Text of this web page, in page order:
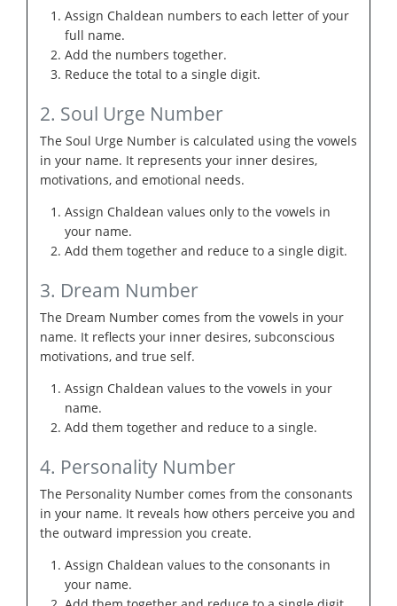
Assign Chaldean numbers to each letter of your
full name.
Add the numbers together.
Reduce the total to a single digit.
2. Soul Urge Number
The Soul Urge Number is calculated using the vowels
in your name. It represents your inner desires,
motivations, and emotional needs.
Assign Chaldean values only to the vowels in
your name.
Add them together and reduce to a single digit.
3. Dream Number
The Dream Number comes from the vowels in your
name. It reflects your inner desires, subconscious
motivations, and true self.
Assign Chaldean values to the vowels in your
name.
Add them together and reduce to a single.
4. Personality Number
The Personality Number comes from the consonants
in your name. It reveals how others perceive you and
the outward impression you create.
Assign Chaldean values to the consonants in
your name.